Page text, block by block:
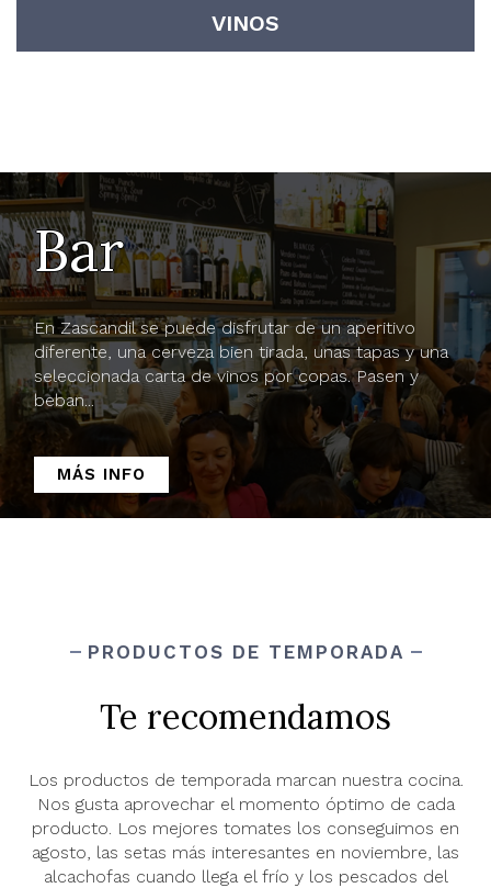
VINOS
Bar
En Zascandil se puede disfrutar de un aperitivo
diferente, una cerveza bien tirada, unas tapas y una
seleccionada carta de vinos por copas. Pasen y
beban...
MÁS INFO
PRODUCTOS DE TEMPORADA
Te recomendamos
Los productos de temporada marcan nuestra cocina.
Nos gusta aprovechar el momento óptimo de cada
producto. Los mejores tomates los conseguimos en
agosto, las setas más interesantes en noviembre, las
alcachofas cuando llega el frío y los pescados del